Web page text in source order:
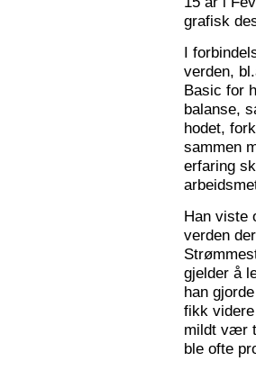
grafisk
I
verden,
Basic for
balanse,
hodet,
sammen
erfaring
Han viste
verden
gjelder å
han
fikk
mildt vær
ble ofte